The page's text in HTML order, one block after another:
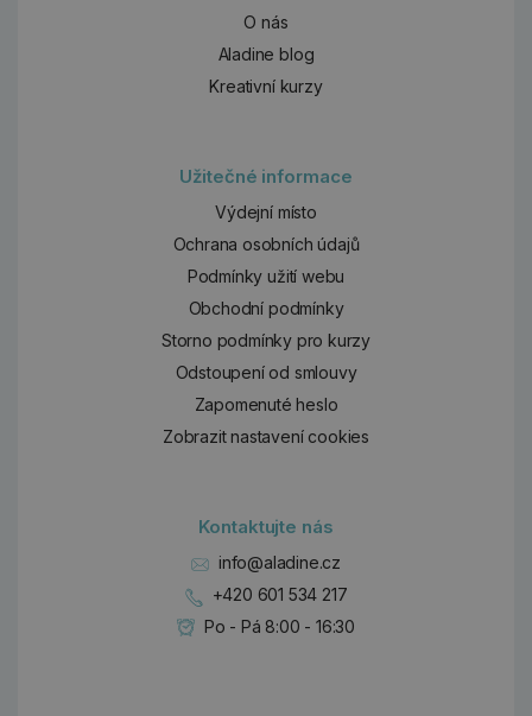
O nás
Aladine blog
Kreativní kurzy
Užitečné informace
Výdejní místo
Ochrana osobních údajů
Podmínky užití webu
Obchodní podmínky
Storno podmínky pro kurzy
Odstoupení od smlouvy
Zapomenuté heslo
Zobrazit nastavení cookies
Kontaktujte nás
info@aladine.cz
+420 601 534 217
Po - Pá 8:00 - 16:30